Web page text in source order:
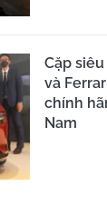
Cặp
và
chính
Nam